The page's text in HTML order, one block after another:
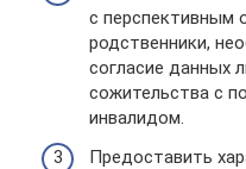
с перспективным
родственники,
согласие данных
сожительства с
инвалидом.
Предоставить